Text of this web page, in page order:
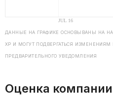
ДАННЫЕ НА ГРАФИКЕ ОСНОВЫВАНЫ НА
ХP И МОГУТ ПОДВЕРГАТЬСЯ
ПРЕДВАРИТЕЛЬНОГО УВЕДОМЛЕНИЯ
Оценка компании